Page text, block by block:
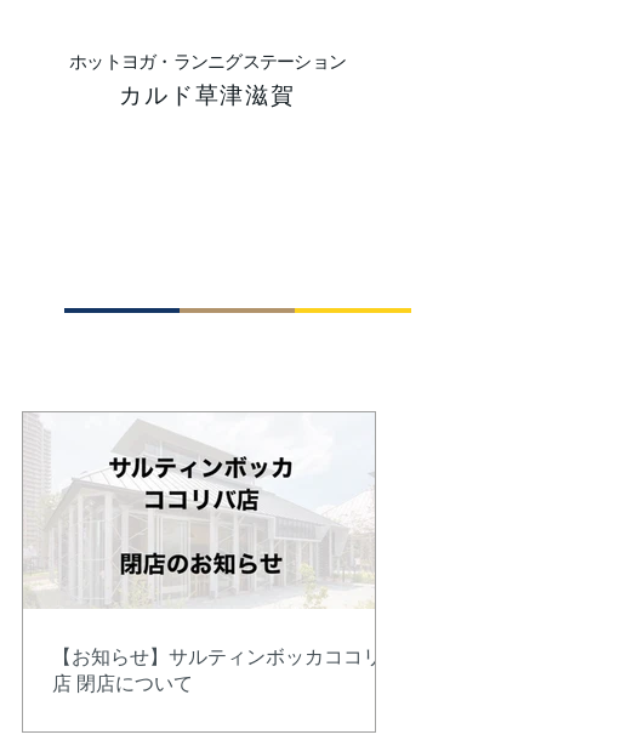
ホットヨガ・ランニグステーション
カルド草津滋賀
【お知らせ】サルティンボッカココリバ
店 閉店について